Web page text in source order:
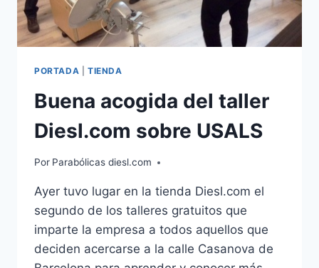
PORTADA TIENDA
Buena acogida del taller
Diesl.com sobre USALS
Por Parabólicas diesl.com
Ayer tuvo lugar en la tienda Diesl.com el
segundo de los talleres gratuitos que
imparte la empresa a todos aquellos que
deciden acercarse a la calle Casanova de